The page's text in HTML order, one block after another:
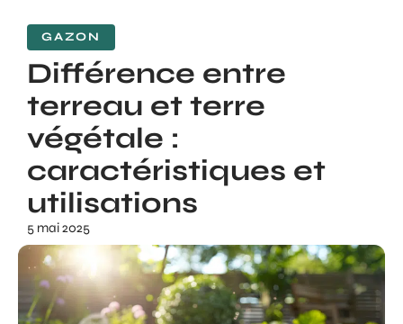
GAZON
Différence entre
terreau et terre
végétale :
caractéristiques et
utilisations
5 mai 2025